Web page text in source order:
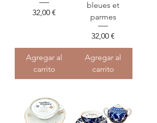
Precio
32,00 €
Agregar al
carrito
bleues et
parmes
Precio
32,00 €
Agregar al
carrito